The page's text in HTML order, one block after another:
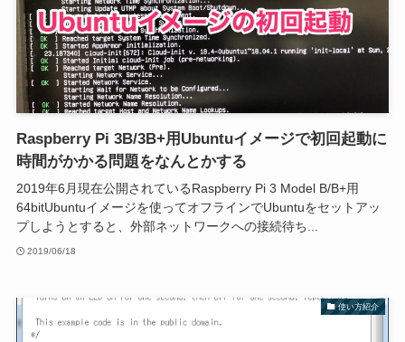
Raspberry Pi 3B/3B+用Ubuntuイメージで初回起動に
時間がかかる問題をなんとかする
2019年6月現在公開されているRaspberry Pi 3 Model B/B+用
64bitUbuntuイメージを使ってオフラインでUbuntuをセットアッ
プしようとすると、外部ネットワークへの接続待ち...
2019/06/18
使い方紹介